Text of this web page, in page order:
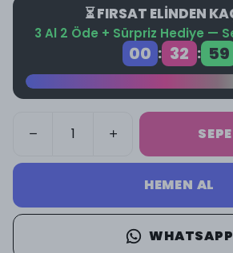
⏳ FIRSAT ELİNDEN
3 Al 2 Öde + Sürpriz Hediye —
00 : 32 : 59
HEMEN AL
WHATSAPP